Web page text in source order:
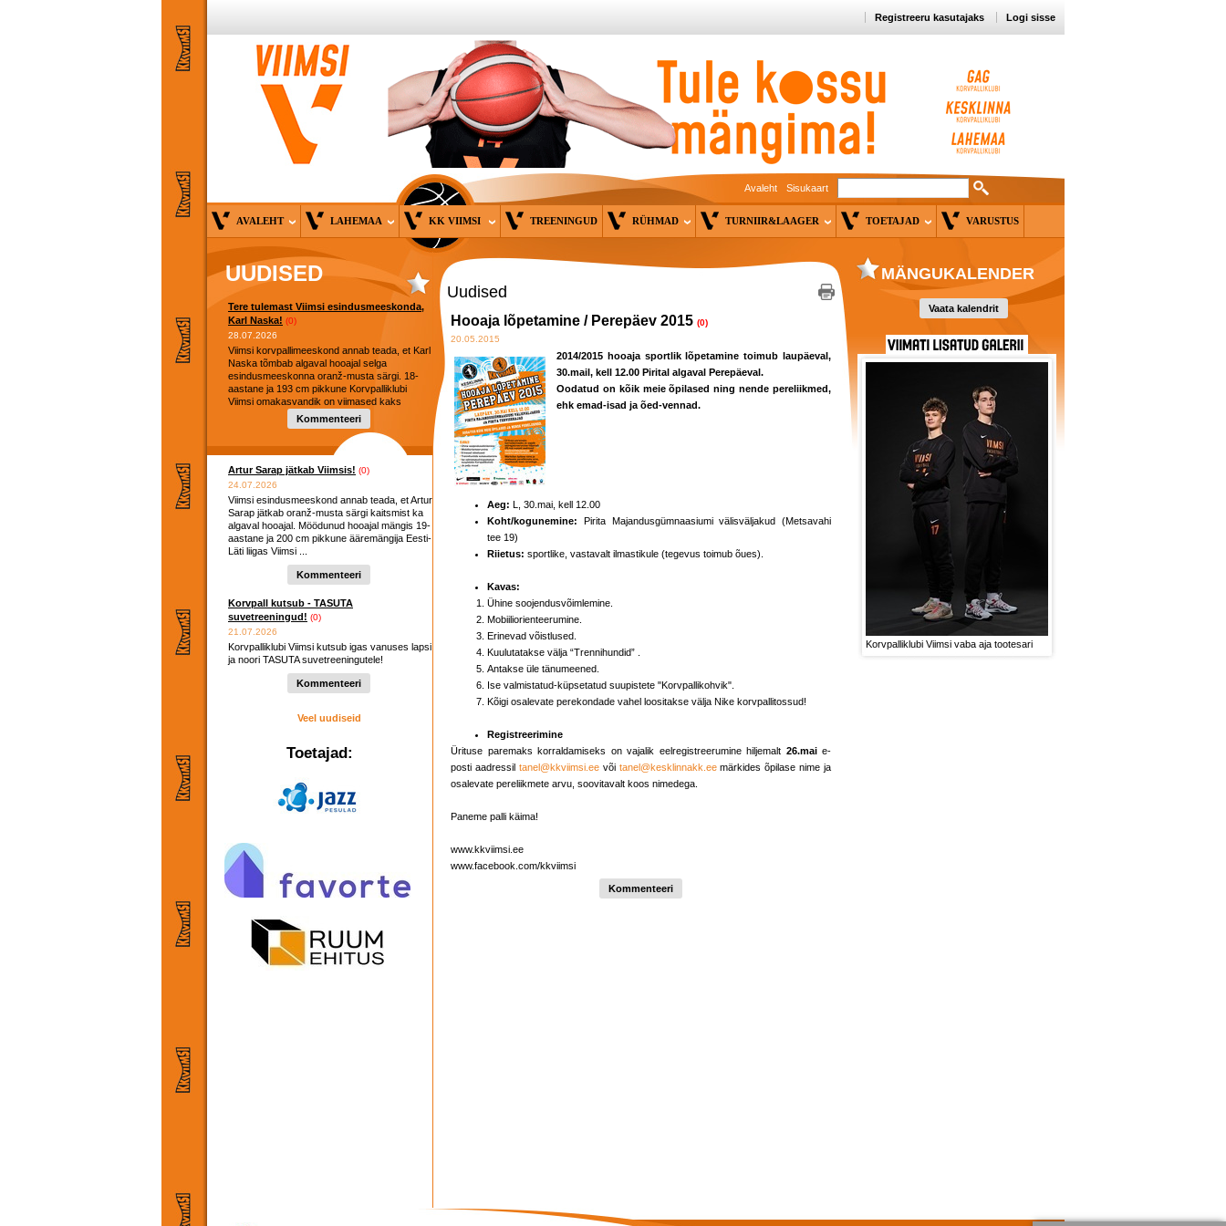
Registreeru kasutajaks Logi sisse
Avaleht Sisukaart
AVALEHT LAHEMAA KK VIIMSI TREENINGUD RÜHMAD TURNIIR&LAAGER TOETAJAD VARUSTUS
UUDISED
Tere tulemast Viimsi esindusmeeskonda,
Karl Naska! (0)
28.07.2026
Viimsi korvpallimeeskond annab teada, et Karl
Naska tõmbab algaval hooajal selga
esindusmeeskonna oranž-musta särgi. 18-
aastane ja 193 cm pikkune Korvpalliklubi
Viimsi omakasvandik on viimased kaks
Kommenteeri
Artur Sarap jätkab Viimsis! (0)
24.07.2026
Viimsi esindusmeeskond annab teada, et Artur
Sarap jätkab oranž-musta särgi kaitsmist ka
algaval hooajal. Möödunud hooajal mängis 19-
aastane ja 200 cm pikkune ääremängija Eesti-
Läti liigas Viimsi ...
Kommenteeri
Korvpall kutsub - TASUTA
suvetreeningud! (0)
21.07.2026
Korvpalliklubi Viimsi kutsub igas vanuses lapsi
ja noori TASUTA suvetreeningutele!
Kommenteeri
Veel uudiseid
Toetajad:
Uudised
Hooaja lõpetamine / Perepäev 2015 (0)
20.05.2015
2014/2015 hooaja sportlik lõpetamine toimub laupäeval,
30.mail, kell 12.00 Pirital algaval Perepäeval.
Oodatud on kõik meie õpilased ning nende pereliikmed,
ehk emad-isad ja õed-vennad.
Aeg: L, 30.mai, kell 12.00
Koht/kogunemine: Pirita Majandusgümnaasiumi välisväljakud (Metsavahi
tee 19)
Riietus: sportlike, vastavalt ilmastikule (tegevus toimub õues).
Kavas:
Ühine soojendusvõimlemine.
Mobiiliorienteerumine.
Erinevad võistlused.
Kuulutatakse välja “Trennihundid” .
Antakse üle tänumeened.
Ise valmistatud-küpsetatud suupistete "Korvpallikohvik".
Kõigi osalevate perekondade vahel loositakse välja Nike korvpallitossud!
Registreerimine
Ürituse paremaks korraldamiseks on vajalik eelregistreerumine hiljemalt 26.maie-
posti aadressil tanel@kkviimsi.ee või tanel@kesklinnakk.eemärkides õpilase nime ja
osalevate pereliikmete arvu, soovitavalt koos nimedega.
Paneme palli käima!
www.kkviimsi.ee
www.facebook.com/kkviimsi
Kommenteeri
MÄNGUKALENDER
Vaata kalendrit
Korvpalliklubi Viimsi vaba aja tootesari